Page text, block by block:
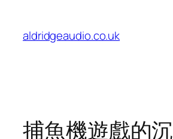
content
aldridgeaudio.co.uk
捕魚機遊戲的